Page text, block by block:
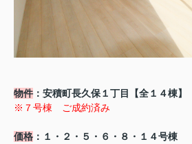
物件 ：安積町長久保１丁目【全１４棟】
※７号棟 ご成約済み
価格 ：１・２・５・６・８・１４号棟